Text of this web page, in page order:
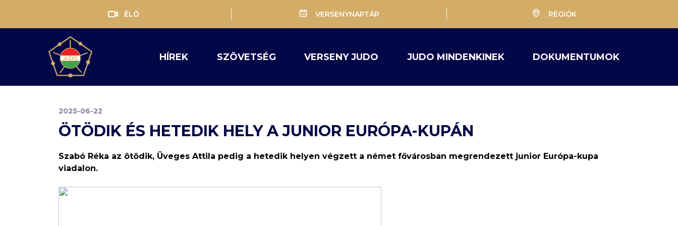
ÉLŐ VERSENYNAPTÁR RÉGIÓK
HÍREK SZÖVETSÉG VERSENY JUDO JUDO MINDENKINEK DOKUMENTUMOK
2025-06-22
ÖTÖDIK ÉS HETEDIK HELY A JUNIOR EURÓPA-KUPÁN
Szabó Réka az ötödik, Üveges Attila pedig a hetedik helyen végzett a német fővárosban megrendezett junior Európa-kupa
viadalon.